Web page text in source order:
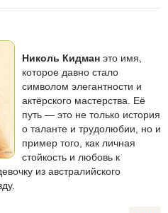
Николь Кидман это имя,
которое давно стало
символом элегантности и
актёрского мастерства. Её
путь — это не только история
о таланте и трудолюбии, но и
пример того, как личная
стойкость и любовь к
из австралийского